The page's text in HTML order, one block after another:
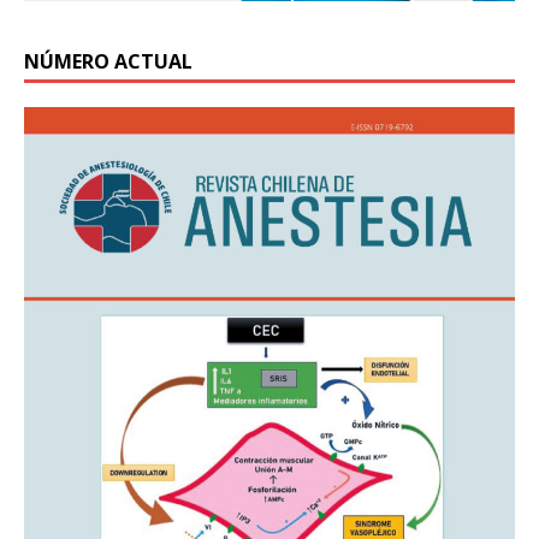
NÚMERO ACTUAL